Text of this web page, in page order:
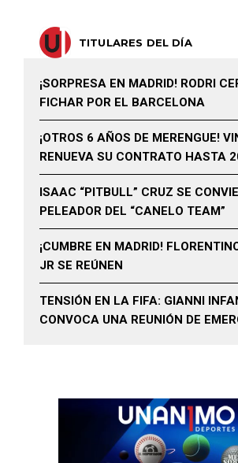
TITULARES DEL DÍA
¡SORPRESA EN MADRID! RODRI
FICHAR POR EL BARCELONA
¡OTROS 6 AÑOS DE MERENGUE!
RENUEVA SU CONTRATO HASTA
ISAAC “PITBULL” CRUZ SE
PELEADOR DEL “CANELO TEAM”
¡CUMBRE EN MADRID!
JR SE REÚNEN
TENSIÓN EN LA FIFA: GIANNI
CONVOCA UNA REUNIÓN DE